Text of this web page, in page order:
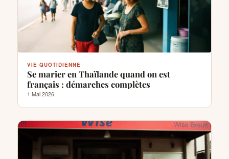
VIE QUOTIDIENNE
Se marier en Thaïlande quand on est
français : démarches complètes
1 Mai 2026